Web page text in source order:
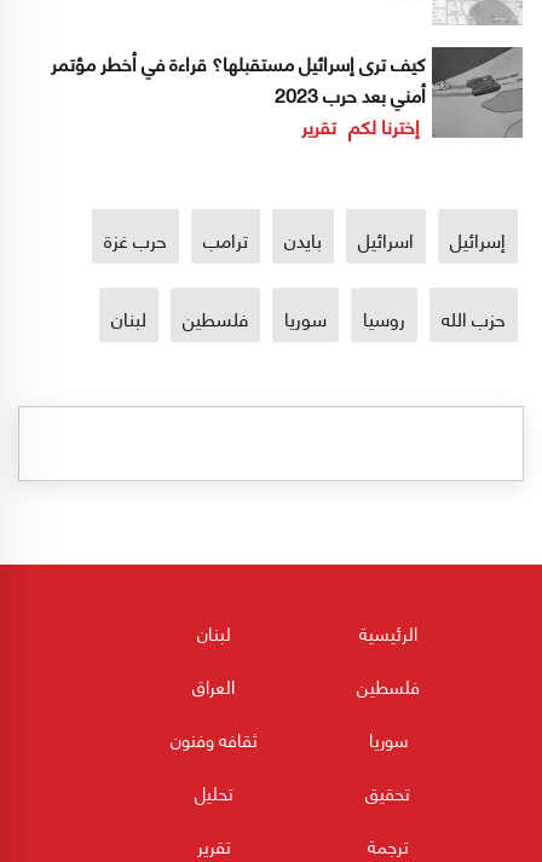
كيف ترى إسرائيل مستقبلها؟ قراءة في أخطر مؤتمر
أمني بعد حرب 2023
إخترنا لكم تقرير
إسرائيل اسرائيل بايدن ترامب حرب غزة
حزب الله روسيا سوريا فلسطين لبنان
الرئيسية
لبنان
فلسطين
العراق
سوريا
ثقافه وفنون
تحقيق
تحليل
ترجمة
تقرير